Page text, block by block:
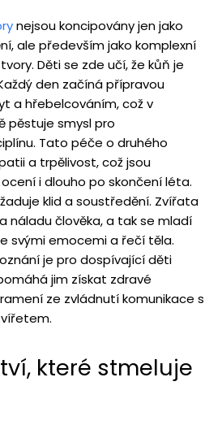
nejsou koncipovány jen jako
ale především jako komplexní
Děti se zde učí, že kůň je
den začíná přípravou
a hřebelcováním, což v
pěstuje smysl pro
Tato péče o druhého
a trpělivost, což jsou
i dlouho po skončení léta.
klid a soustředění. Zvířata
náladu člověka, a tak se mladí
svými emocemi a řečí těla.
je pro dospívající děti
jim získat zdravé
ze zvládnutí komunikace s
které stmeluje